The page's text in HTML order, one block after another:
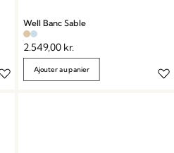
Well Banc Sable
2.549,00 kr.
Ajouter au panier